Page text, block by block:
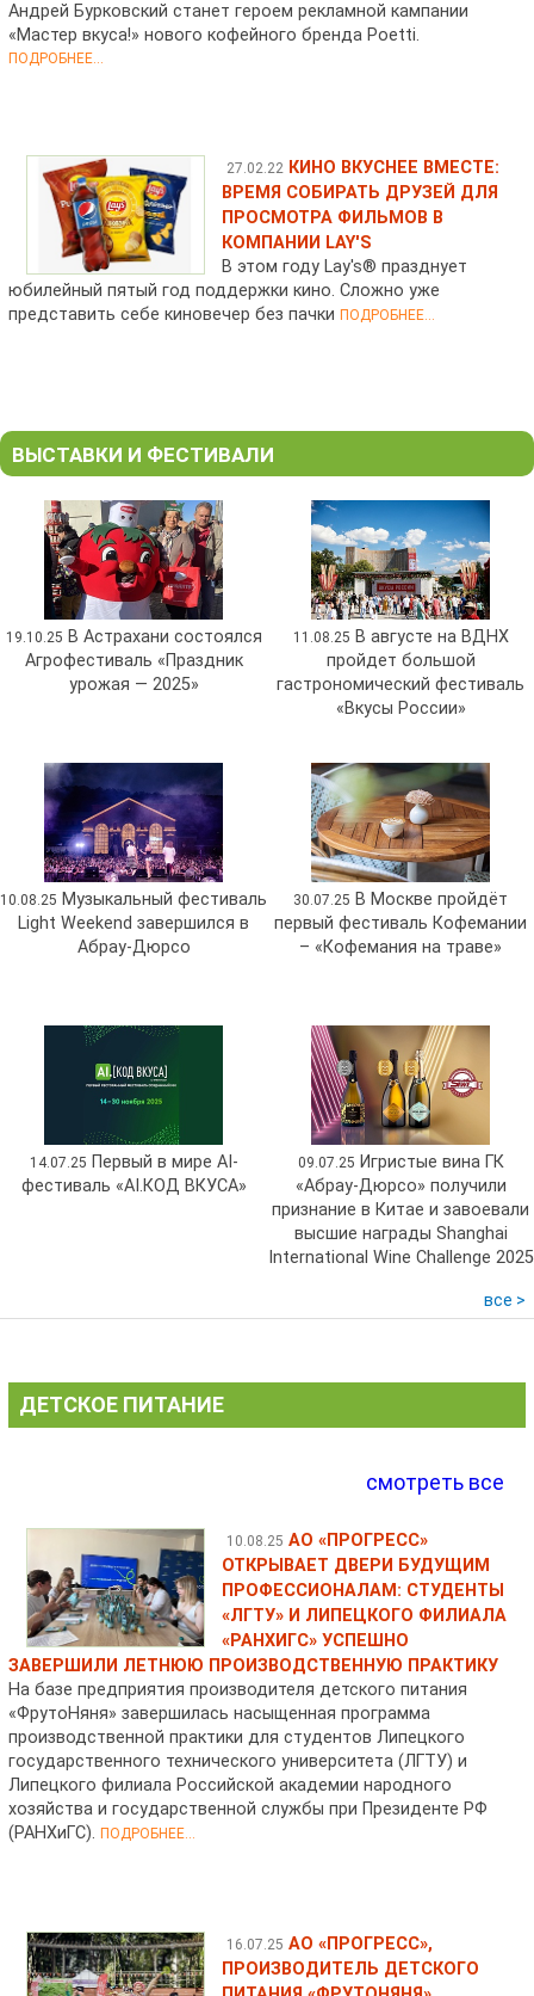
Андрей Бурковский станет героем рекламной кампании
«Мастер вкуса!» нового кофейного бренда Poetti.
ПОДРОБНЕЕ...
27.02.22 КИНО ВКУСНЕЕ ВМЕСТЕ:
ВРЕМЯ СОБИРАТЬ ДРУЗЕЙ ДЛЯ
ПРОСМОТРА ФИЛЬМОВ В
КОМПАНИИ LAY'S
В этом году Lay's® празднует
юбилейный пятый год поддержки кино. Сложно уже
представить себе киновечер без пачкиПОДРОБНЕЕ...
ВЫСТАВКИ И ФЕСТИВАЛИ
19.10.25 В Астрахани состоялся
Агрофестиваль «Праздник
урожая — 2025»
11.08.25 В августе на ВДНХ
пройдет большой
гастрономический фестиваль
«Вкусы России»
10.08.25 Музыкальный фестиваль
Light Weekend завершился в
Абрау-Дюрсо
30.07.25 В Москве пройдёт
первый фестиваль Кофемании
– «Кофемания на траве»
14.07.25 Первый в мире AI-
фестиваль «AI.КОД ВКУСА»
09.07.25 Игристые вина ГК
«Абрау-Дюрсо» получили
признание в Китае и завоевали
высшие награды Shanghai
International Wine Challenge 2025
все >
ДЕТСКОЕ ПИТАНИЕ
смотреть все
10.08.25 АО «ПРОГРЕСС»
ОТКРЫВАЕТ ДВЕРИ БУДУЩИМ
ПРОФЕССИОНАЛАМ: СТУДЕНТЫ
«ЛГТУ» И ЛИПЕЦКОГО ФИЛИАЛА
«РАНХИГС» УСПЕШНО
ЗАВЕРШИЛИ ЛЕТНЮЮ ПРОИЗВОДСТВЕННУЮ ПРАКТИКУ
На базе предприятия производителя детского питания
«ФрутоНяня» завершилась насыщенная программа
производственной практики для студентов Липецкого
государственного технического университета (ЛГТУ) и
Липецкого филиала Российской академии народного
хозяйства и государственной службы при Президенте РФ
(РАНХиГС).ПОДРОБНЕЕ...
16.07.25 АО «ПРОГРЕСС»,
ПРОИЗВОДИТЕЛЬ ДЕТСКОГО